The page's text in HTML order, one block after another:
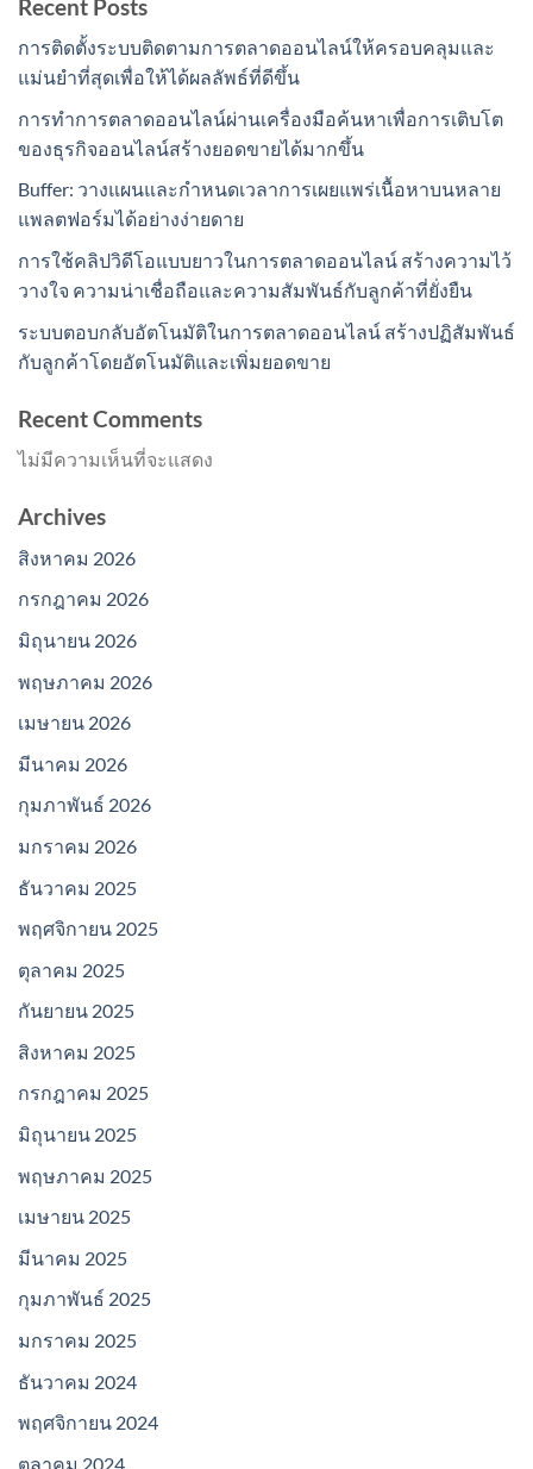
Recent Posts
การติดตั้งระบบติดตามการตลาดออนไลน์ให้ครอบคลุมและ
แม่นยำที่สุดเพื่อให้ได้ผลลัพธ์ที่ดีขึ้น
การทำการตลาดออนไลน์ผ่านเครื่องมือค้นหาเพื่อการเติบโต
ของธุรกิจออนไลน์สร้างยอดขายได้มากขึ้น
Buffer: วางแผนและกำหนดเวลาการเผยแพร่เนื้อหาบนหลาย
แพลตฟอร์มได้อย่างง่ายดาย
การใช้คลิปวิดีโอแบบยาวในการตลาดออนไลน์ สร้างความไว้
วางใจ ความน่าเชื่อถือและความสัมพันธ์กับลูกค้าที่ยั่งยืน
ระบบตอบกลับอัตโนมัติในการตลาดออนไลน์ สร้างปฏิสัมพันธ์
กับลูกค้าโดยอัตโนมัติและเพิ่มยอดขาย
Recent Comments
ไม่มีความเห็นที่จะแสดง
Archives
สิงหาคม 2026
กรกฎาคม 2026
มิถุนายน 2026
พฤษภาคม 2026
เมษายน 2026
มีนาคม 2026
กุมภาพันธ์ 2026
มกราคม 2026
ธันวาคม 2025
พฤศจิกายน 2025
ตุลาคม 2025
กันยายน 2025
สิงหาคม 2025
กรกฎาคม 2025
มิถุนายน 2025
พฤษภาคม 2025
เมษายน 2025
มีนาคม 2025
กุมภาพันธ์ 2025
มกราคม 2025
ธันวาคม 2024
พฤศจิกายน 2024
ตุลาคม 2024